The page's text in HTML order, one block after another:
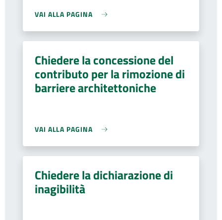
VAI ALLA PAGINA
Chiedere la concessione del
contributo per la rimozione di
barriere architettoniche
VAI ALLA PAGINA
Chiedere la dichiarazione di
inagibilità